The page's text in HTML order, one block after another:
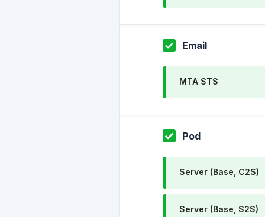
Email
MTA STS
Pod
Server (Base, C2S)
Server (Base, S2S)